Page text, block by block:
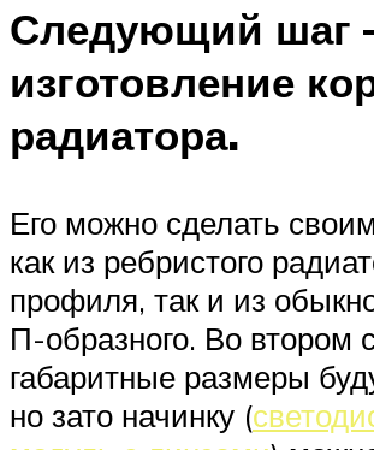
Следующий шаг
изготовление
радиатора.
Его можно сделать
как из ребристого
профиля, так и из
П-образного. Во втором
габаритные размеры
но зато начинку (